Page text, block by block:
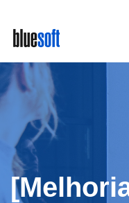
main
content